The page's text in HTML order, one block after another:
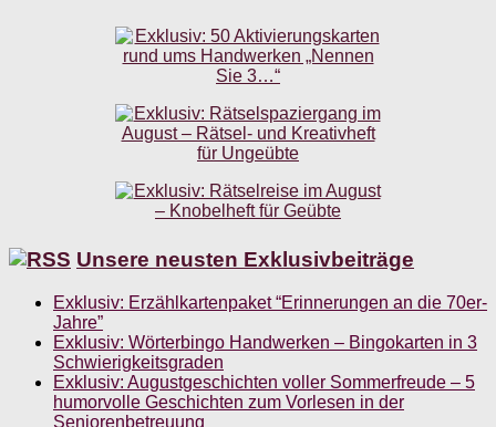
Unsere neusten Exklusivbeiträge
Exklusiv: Erzählkartenpaket “Erinnerungen an die 70er-
Jahre”
Exklusiv: Wörterbingo Handwerken – Bingokarten in 3
Schwierigkeitsgraden
Exklusiv: Augustgeschichten voller Sommerfreude – 5
humorvolle Geschichten zum Vorlesen in der
Seniorenbetreuung